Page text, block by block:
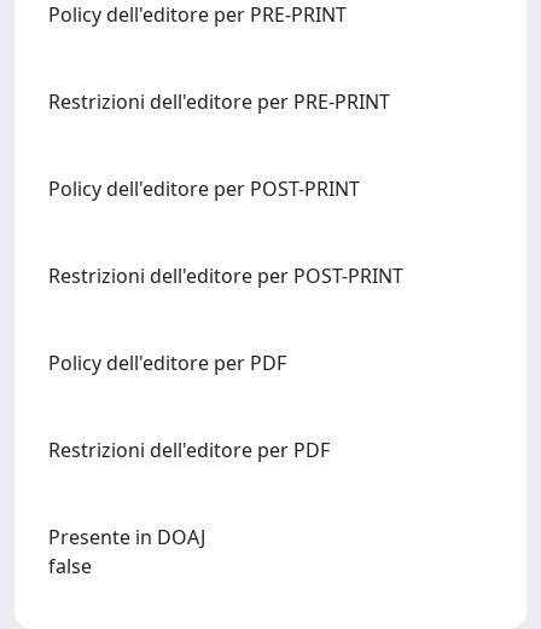
Policy dell'editore per PRE-PRINT
Restrizioni dell'editore per PRE-PRINT
Policy dell'editore per POST-PRINT
Restrizioni dell'editore per POST-PRINT
Policy dell'editore per PDF
Restrizioni dell'editore per PDF
Presente in DOAJ